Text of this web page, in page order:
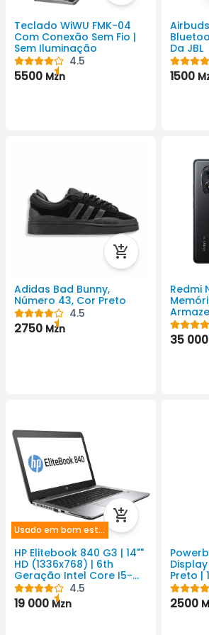
Teclado WiWU FMK-04
Com Conexão Sem Fio |
Sem Iluminação
4.5
5500 Mzn
Da JBL
1500
Adidas Bad Bunny,
Número 43, Cor Preto
4.5
2750 Mzn
Redmi
Preto
35
Usado em bom estado
HP Elitebook 840 G3 | 14""
HD (1336x768) | 6th
Geração Intel Core I5-
6300U CPU@ 2.5GH Até
2.80GHz | 4GB | 500GH
SSHD | Placa Gráfica Intel
4.5
19 000 Mzn
Preto |
| 3 USB
2500